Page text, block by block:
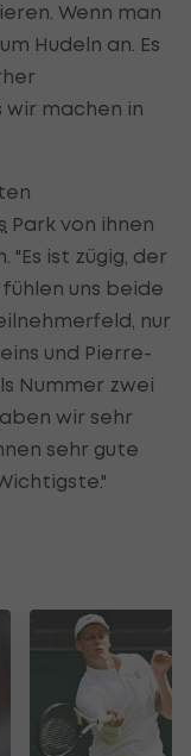
Wenn man
Hudeln an. Es
wir machen in
Park von ihnen
"Es ist zügig, der
uns beide
nur
und Pierre-
Nummer zwei
wir sehr
sehr gute